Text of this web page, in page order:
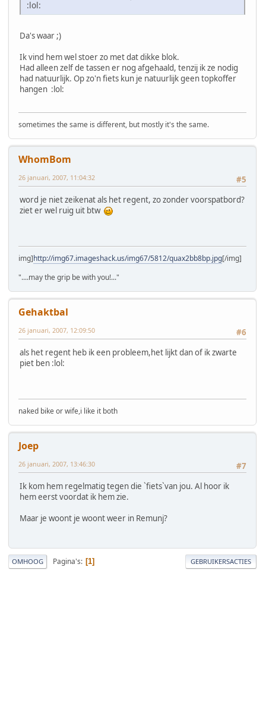
:lol:
Da's waar ;)
Ik vind hem wel stoer zo met dat dikke blok.
Had alleen zelf de tassen er nog afgehaald, tenzij ik ze nodig
had natuurlijk. Op zo'n fiets kun je natuurlijk geen topkoffer
hangen :lol:
sometimes the same is different, but mostly it's the same.
WhomBom
#5
26 januari, 2007, 11:04:32
word je niet zeikenat als het regent, zo zonder voorspatbord?
ziet er wel ruig uit btw
img]http://img67.imageshack.us/img67/5812/quax2bb8bp.jpg[/img]
"....may the grip be with you!..."
Gehaktbal
#6
26 januari, 2007, 12:09:50
als het regent heb ik een probleem,het lijkt dan of ik zwarte
piet ben :lol:
naked bike or wife,i like it both
Joep
#7
26 januari, 2007, 13:46:30
Ik kom hem regelmatig tegen die `fiets`van jou. Al hoor ik
hem eerst voordat ik hem zie.
Maar je woont je woont weer in Remunj?
OMHOOG Pagina's 1 GEBRUIKERSACTIES